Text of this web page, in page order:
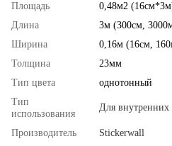
Площадь
0,48м2
Длина
3м (300см,
Ширина
0,16м (16см,
Толщина
23мм
Тип цвета
однотонный
Тип
использования
Для внутренних
Производитель
Stickerwall